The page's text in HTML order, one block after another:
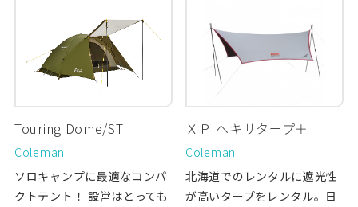
Touring Dome/ST
Coleman
ソロキャンプに最適なコンパ
クトテント！ 設営はとっても
ＸＰ ヘキサタープ＋
Coleman
北海道でのレンタルに遮光性
が高いタープをレンタル。日